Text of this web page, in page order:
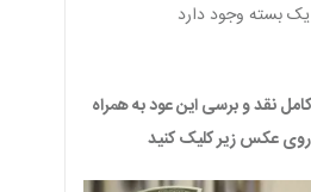
بسته وجود دارد
نقد و برسی این عود به همراه
عکس زیر کلیک کنید